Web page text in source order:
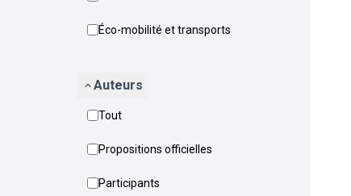
Éco-mobilité et transports
Auteurs
Tout
Propositions officielles
Participants